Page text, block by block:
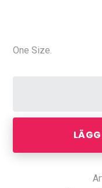
One Size.